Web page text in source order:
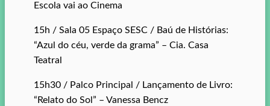
Escola vai ao Cinema
15h / Sala 05 Espaço SESC / Baú de Histórias:
“Azul do céu, verde da grama” – Cia. Casa
Teatral
15h30 / Palco Principal / Lançamento de Livro:
“Relato do Sol” – Vanessa Bencz